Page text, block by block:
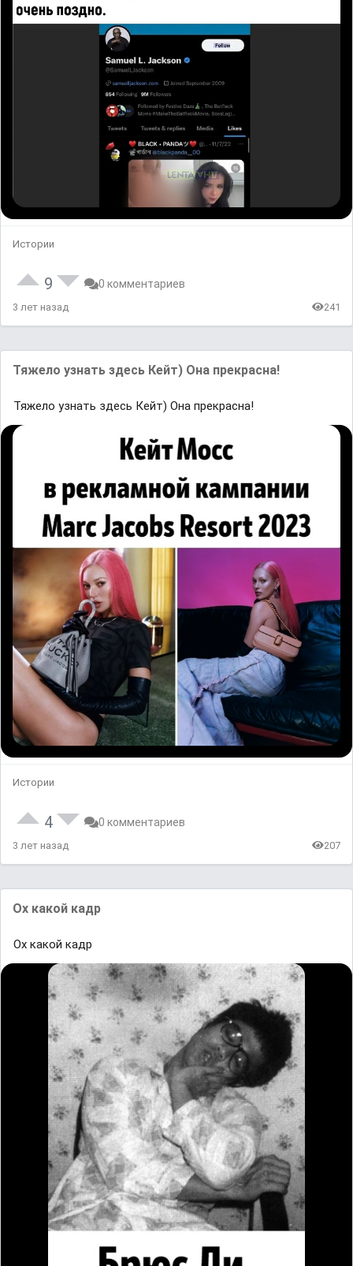
Истории
9 0 комментариев
3 лет назад 241
Тяжело узнать здесь Кейт) Она прекрасна!
Тяжело узнать здесь Кейт) Она прекрасна!
Истории
4 0 комментариев
3 лет назад 207
Ох какой кадр
Ох какой кадр